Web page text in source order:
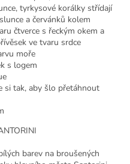
tyrkysové korálky střídají
a červánků kolem
čtverce s řeckým okem a
ve tvaru srdce
moře
s logem
si tak, aby šlo přetáhnout
barev na broušených